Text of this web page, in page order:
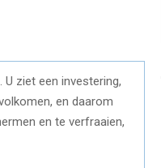
ziet een investering,
en daarom
en te verfraaien,